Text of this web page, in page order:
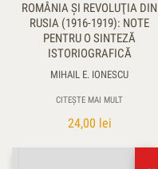
ROMÂNIA ŞI REVOLUŢIA DIN
RUSIA (1916-1919): NOTE
PENTRU O SINTEZĂ
ISTORIOGRAFICĂ
MIHAIL E. IONESCU
CITEȘTE MAI MULT
24,00 lei